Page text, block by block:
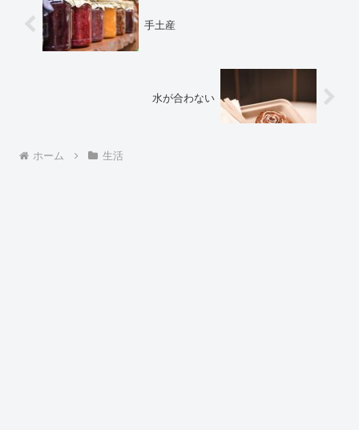
手土産
水が合わない
ホーム 生活